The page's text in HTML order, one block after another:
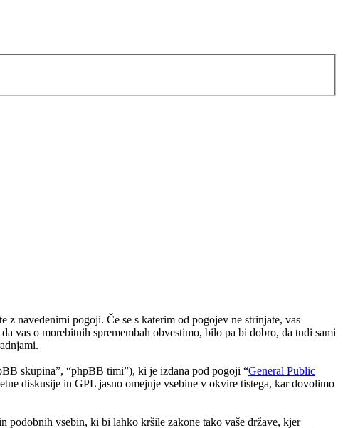
z navedenimi pogoji. Če se s katerim od pogojev ne strinjate, vas
vas o morebitnih spremembah obvestimo, bilo pa bi dobro, da tudi sami
skupina”, “phpBB timi”), ki je izdana pod pogoji “General Public
diskusije in GPL jasno omejuje vsebine v okvire tistega, kar dovolimo
podobnih vsebin, ki bi lahko kršile zakone tako vaše države, kjer